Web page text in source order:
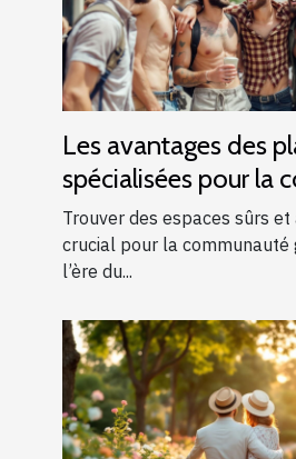
Les avantages des
spécialisées pour la
gay
Trouver des espaces sûrs
crucial pour la communauté
l’ère du...